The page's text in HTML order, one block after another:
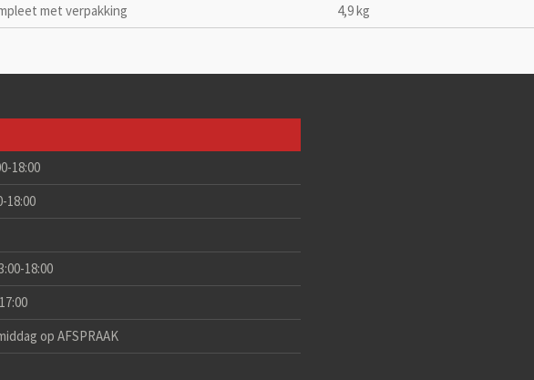
met verpakking
4,9 kg
18:00
18:00
18:00
op AFSPRAAK